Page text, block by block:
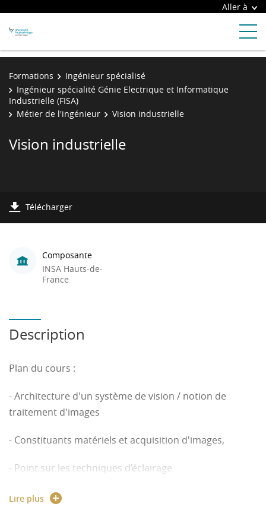
Aller à
Formations
Ingénieur spécialisé
Ingénieur spécialité Génie Electrique et Informatique
Industrielle (FISA)
Métier de l'ingénieur
Vision industrielle
Vision industrielle
Télécharger
Composante
INSA Hauts-de-
France
Description
Plan du cours :
- Architecture d'un système de vision / notion de
traitement d'images
- Constituants matériels et acquisition d'images,
- Point sur les techniques d’éclairage
- Techniques d'amélioration d'images (histogrammes,
Lire plus